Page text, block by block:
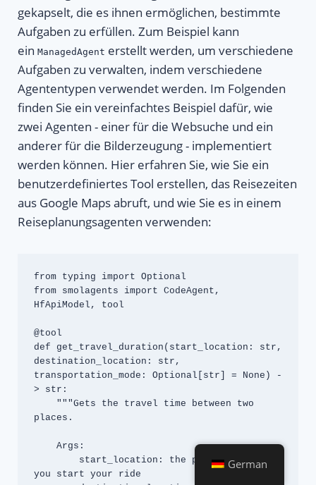
gekapselt, die es ihnen ermöglichen, bestimmte
Aufgaben zu erfüllen. Zum Beispiel kann
ein ManagedAgent erstellt werden, um verschiedene
Aufgaben zu verwalten, indem verschiedene
Agententypen verwendet werden. Im Folgenden
finden Sie ein vereinfachtes Beispiel dafür, wie
zwei Agenten - einer für die Websuche und ein
anderer für die Bilderzeugung - implementiert
werden können. Hier erfahren Sie, wie Sie ein
benutzerdefiniertes Tool erstellen, das Reisezeiten
aus Google Maps abruft, und wie Sie es in einem
Reiseplanungsagenten verwenden:
from typing import Optional
from smolagents import CodeAgent,
HfApiModel, tool
@tool
def get_travel_duration(start_location: str,
destination_location: str,
transportation_mode: Optional[str] = None) -
> str:
places.
you start your ride
German